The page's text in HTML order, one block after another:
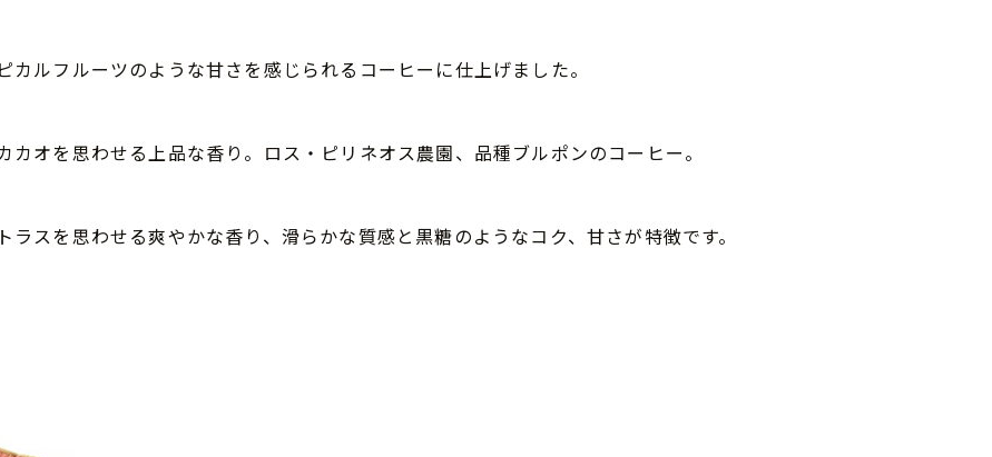
ルフルーツのような甘さを感じられるコーヒーに仕上げました。
オを思わせる上品な香り。ロス・ピリネオス農園、品種ブルポンのコーヒー。
スを思わせる爽やかな香り、滑らかな質感と黒糖のようなコク、甘さが特徴です。